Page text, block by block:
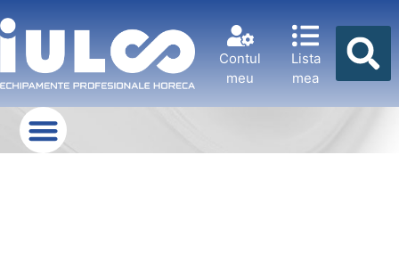
Contul
meu
Lista
mea